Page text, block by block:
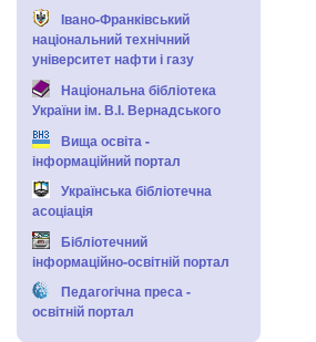
Івано-Франківський
національний технічний
університет нафти і газу
Національна бібліотека
України ім. В.І. Вернадського
Вища освіта -
інформаційний портал
Українська бібліотечна
асоціація
Бібліотечний
інформаційно-освітній портал
Педагогічна преса -
освітній портал